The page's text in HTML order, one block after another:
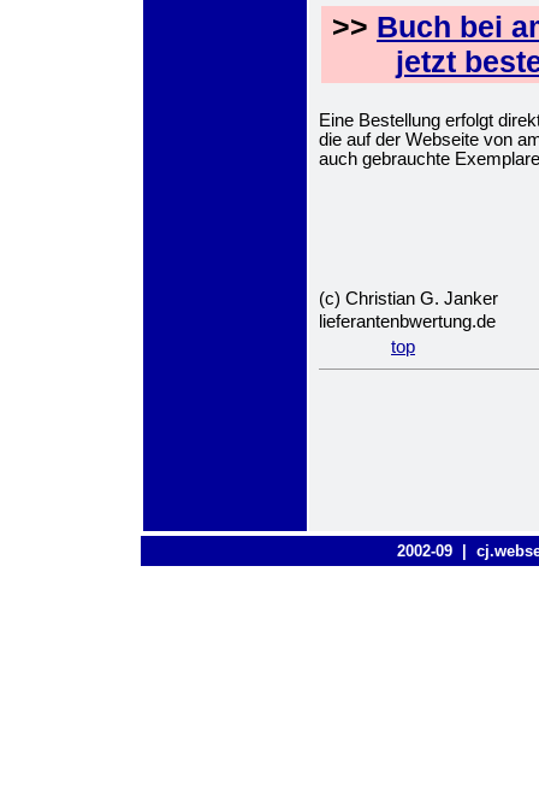
>> Buch bei
jetzt
Eine Bestellung erfolgt
die auf der Webseite von
auch gebrauchte
(c) Christian G. Janker
lieferantenbwertung.de
top
2002-09 |